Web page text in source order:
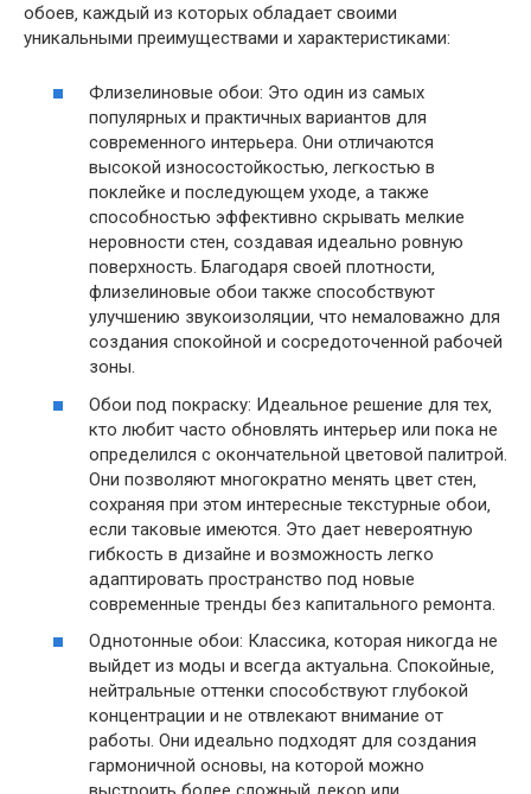
обоев‚ каждый из которых обладает своими
уникальными преимуществами и характеристиками:
Флизелиновые обои: Это один из самых
популярных и практичных вариантов для
современного интерьера. Они отличаются
высокой износостойкостью‚ легкостью в
поклейке и последующем уходе‚ а также
способностью эффективно скрывать мелкие
неровности стен‚ создавая идеально ровную
поверхность. Благодаря своей плотности‚
флизелиновые обои также способствуют
улучшению звукоизоляции‚ что немаловажно для
создания спокойной и сосредоточенной рабочей
зоны.
Обои под покраску: Идеальное решение для тех‚
кто любит часто обновлять интерьер или пока не
определился с окончательной цветовой палитрой.
Они позволяют многократно менять цвет стен‚
сохраняя при этом интересные текстурные обои‚
если таковые имеются. Это дает невероятную
гибкость в дизайне и возможность легко
адаптировать пространство под новые
современные тренды без капитального ремонта.
Однотонные обои: Классика‚ которая никогда не
выйдет из моды и всегда актуальна. Спокойные‚
нейтральные оттенки способствуют глубокой
концентрации и не отвлекают внимание от
работы. Они идеально подходят для создания
гармоничной основы‚ на которой можно